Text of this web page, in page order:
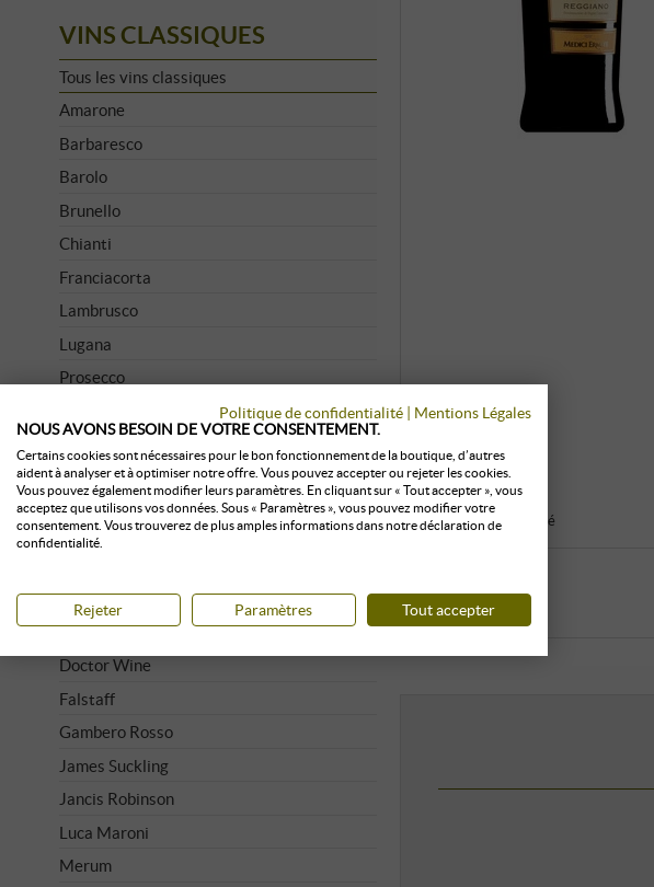
Stockage climatisé
VINS CLASSIQUES
Tous les vins classiques
Amarone
Barbaresco
Barolo
Brunello
Chianti
Franciacorta
Lambrusco
Lugana
Prosecco
Vino Nobile
BIEN NOTÉ
Bibenda
Decanter
Doctor Wine
Falstaff
Gambero Rosso
James Suckling
Jancis Robinson
Luca Maroni
Merum
Politique de confidentialité | Mentions Légales
NOUS AVONS BESOIN DE VOTRE CONSENTEMENT.
Certains cookies sont nécessaires pour le bon fonctionnement de la boutique, d’autres
aident à analyser et à optimiser notre offre. Vous pouvez accepter ou rejeter les cookies.
Vous pouvez également modifier leurs paramètres. En cliquant sur « Tout accepter », vous
acceptez que utilisons vos données. Sous « Paramètres », vous pouvez modifier votre
consentement. Vous trouverez de plus amples informations dans notre déclaration de
confidentialité.
Rejeter Paramètres Tout accepter